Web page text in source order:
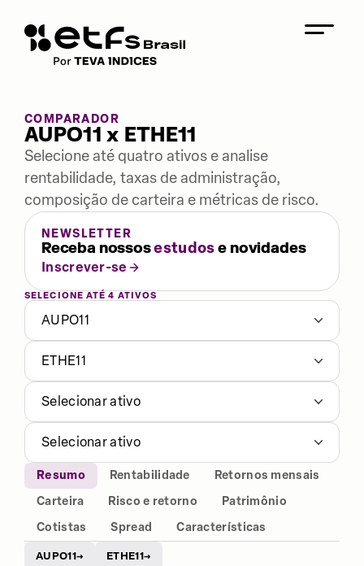
COMPARADOR
AUPO11 x ETHE11
Selecione até quatro ativos e analise
rentabilidade, taxas de administração,
composição de carteira e métricas de risco.
NEWSLETTER
Receba nossosestudose novidades
Inscrever-se
SELECIONE ATÉ 4 ATIVOS
AUPO11
ETHE11
Selecionar ativo
Selecionar ativo
Resumo Rentabilidade
Retornos mensais
Carteira
Risco e retorno
Patrimônio
Cotistas
Spread Características
AUPO11→ ETHE11→